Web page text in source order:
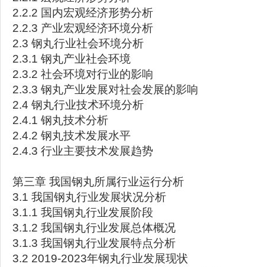
2.2.2 国内宏观经济形势分析
2.2.3 产业宏观经济环境分析
2.3 钢丸行业社会环境分析
2.3.1 钢丸产业社会环境
2.3.2 社会环境对行业的影响
2.3.3 钢丸产业发展对社会发展的影响
2.4 钢丸行业技术环境分析
2.4.1 钢丸技术分析
2.4.2 钢丸技术发展水平
2.4.3 行业主要技术发展趋势
第三章 我国钢丸所属行业运行分析
3.1 我国钢丸行业发展状况分析
3.1.1 我国钢丸行业发展阶段
3.1.2 我国钢丸行业发展总体概况
3.1.3 我国钢丸行业发展特点分析
3.2 2019-2023年钢丸行业发展现状